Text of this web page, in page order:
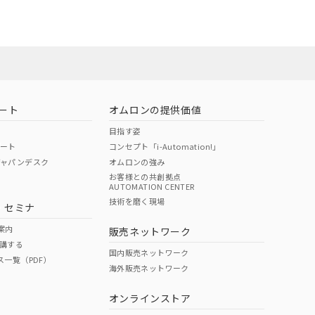
O O
ページへ
ください
ト
ト
パンデスク
セミナ
内
する
覧（PDF）
オムロンの提供価値
目指す姿
コンセプト「i-Automation!」
オムロンの強み
お客様との共創拠点
AUTOMATION CENTER
技術を磨く現場
販売ネットワーク
国内販売ネットワーク
海外販売ネットワーク
オンラインストア